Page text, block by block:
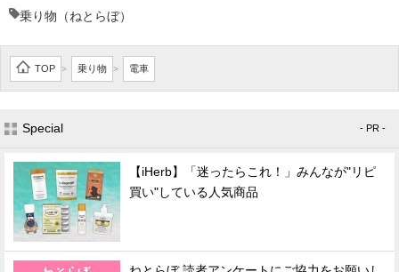
乗り物（ねとらぼ）
TOP > 乗り物 > 電車
Special - PR -
【iHerb】「迷ったらこれ！」みんなが"リピ
買い"している人気商品